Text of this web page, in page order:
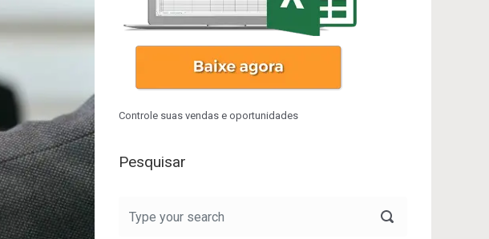
Controle suas vendas e oportunidades
Pesquisar